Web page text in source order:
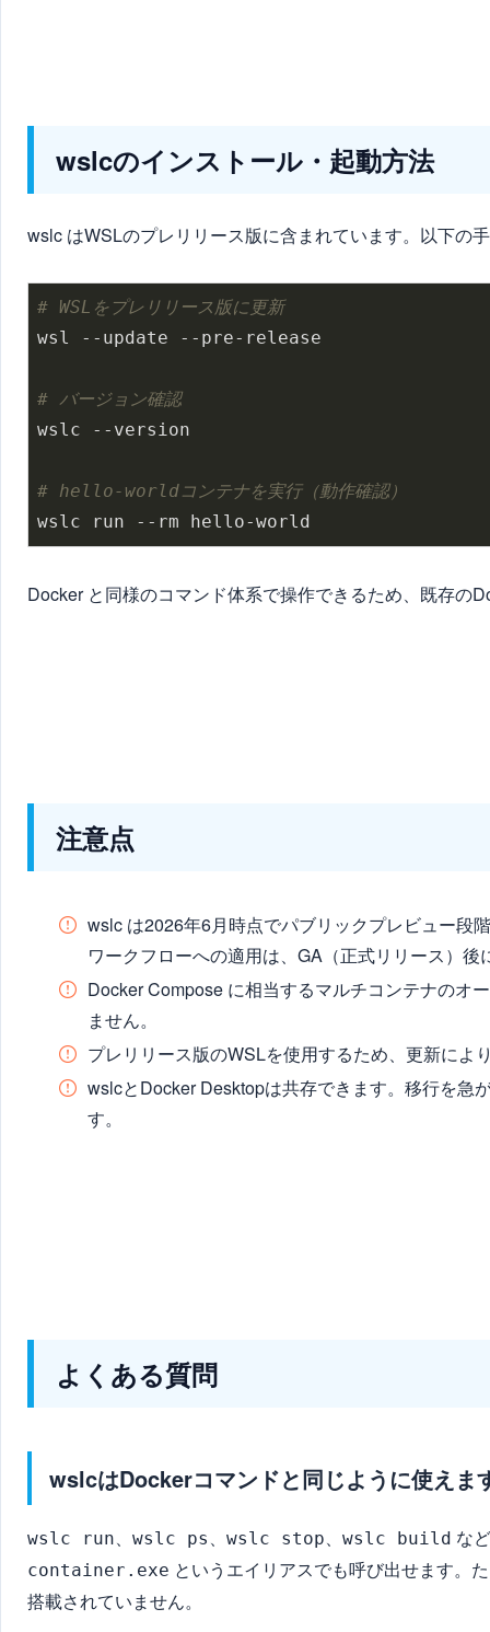
wslcのインストール・起動方法
wslc はWSLのプレリリース版に含まれています。以下の
# WSLをプレリリース版に更新
wsl --update --pre-release
# バージョン確認
wslc --version
# hello-worldコンテナを実行（動作確認）
Docker と同様のコマンド体系で操作できるため、既存の
注意点
wslc は2026年6月時点でパブリックプレビュー段
ワークフローへの適用は、GA（正式リリース）
Docker Compose に相当するマルチコンテナのオ
ません。
プレリリース版のWSLを使用するため、更新によ
wslcとDocker Desktopは共存できます。移行を急
す。
よくある質問
wslcはDockerコマンドと同じように使えま
wslc run、 wslc ps 、 wslc stop、 wslc build な
container.exe というエイリアスでも呼び出せます。
搭載されていません。